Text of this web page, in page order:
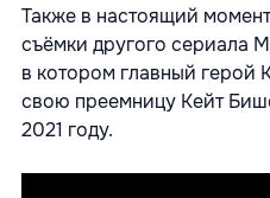
Также в настоящий
съёмки другого сериала
в котором главный герой
свою преемницу Кейт
2021 году.